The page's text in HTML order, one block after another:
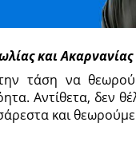
και
τάση να
Αντίθετα, δεν
και